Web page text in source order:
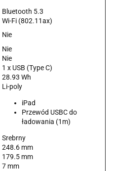
Bluetooth 5.3
Wi-Fi (802.11ax)
Nie
Nie
Nie
1 x USB (Type C)
28.93 Wh
Li-poly
iPad
Przewód USBC do
ładowania (1m)
Srebrny
248.6 mm
179.5 mm
7 mm